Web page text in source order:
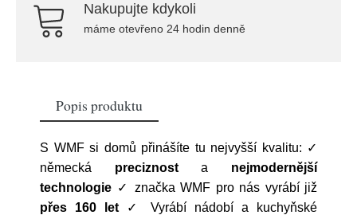
Nakupujte kdykoli
máme otevřeno 24 hodin denně
Popis produktu
S WMF si domů přinášíte tu nejvyšší kvalitu: ✓
německá preciznosta nejmodernější
technologie ✓ značka WMF pro nás vyrábí již
přes 160 let ✓ Vyrábí nádobí a kuchyňské